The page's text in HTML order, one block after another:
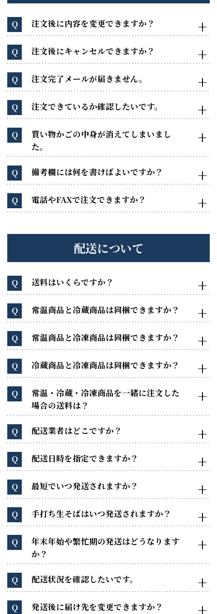
Q 注文後に内容を変更できますか？
Q 注文後にキャンセルできますか？
Q 注文完了メールが届きません。
Q 注文できているか確認したいです。
Q
買い物かごの中身が消えてしまいまし
た。
Q 備考欄には何を書けばよいですか？
Q 電話やFAXで注文できますか？
配送について
Q 送料はいくらですか？
Q 常温商品と冷蔵商品は同梱できますか？
Q 常温商品と冷凍商品は同梱できますか？
Q 冷蔵商品と冷凍商品は同梱できますか？
Q
常温・冷蔵・冷凍商品を一緒に注文した
場合の送料は？
Q 配送業者はどこですか？
Q 配送日時を指定できますか？
Q 最短でいつ発送されますか？
Q 手打ち生そばはいつ発送されますか？
Q
年末年始や繁忙期の発送はどうなります
か？
Q 配送状況を確認したいです。
Q 発送後に届け先を変更できますか？